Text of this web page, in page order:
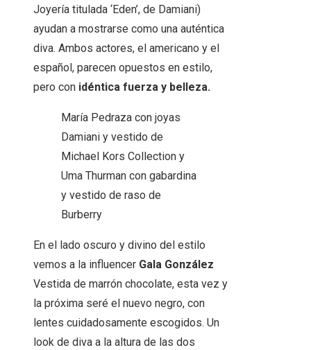
Joyería titulada ‘Eden’, de Damiani)
ayudan a mostrarse como una auténtica
diva. Ambos actores, el americano y el
español, parecen opuestos en estilo,
pero con idéntica fuerza y ​​belleza.
María Pedraza con joyas
Damiani y vestido de
Michael Kors Collection y
Uma Thurman con gabardina
y vestido de raso de
Burberry
En el lado oscuro y divino del estilo
vemos a la influencer Gala González
Vestida de marrón chocolate, esta vez y
la próxima seré el nuevo negro, con
lentes cuidadosamente escogidos. Un
look de diva a la altura de las dos